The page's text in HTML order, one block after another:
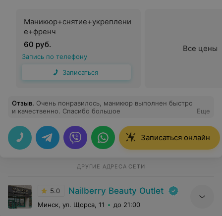
Маникюр+снятие+укреплени
е+френч
60 руб.
Запись по телефону
Записаться
Все цены
Отзыв. Очень понравилось, маникюр выполнен быстро
и качественно. Спасибо большое
Еще
Записаться онлайн
ДРУГИЕ АДРЕСА СЕТИ
5.0 Nailberry Beauty Outlet
Минск, ул. Щорса, 11 до 21:00